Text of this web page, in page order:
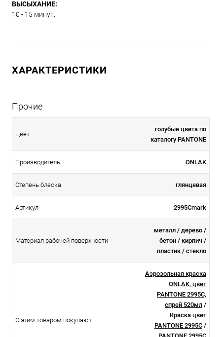
ВЫСЫХАНИЕ:
10 - 15 минут.
ХАРАКТЕРИСТИКИ
Прочие
Цвет
голубые цвета по
каталогу PANTONE
Производитель ONLAK
Степень блеска глянцевая
Артикул 2995Cmark
Материал рабочей поверхности
металл / дерево /
бетон / кирпич /
пластик / стекло
С этим товаром покупают
Аэрозольная краска
ONLAK, цвет
PANTONE 2995C,
спрей 520мл /
Краска цвет
PANTONE 2995C /